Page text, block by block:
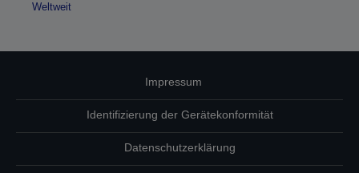
Weltweit
Impressum
Identifizierung der Gerätekonformität
Datenschutzerklärung